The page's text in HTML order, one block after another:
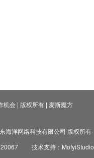
机会| 版权所有| 麦斯魔方
海洋网络科技有限公司 版权所有
技术支持：MofyiStudio